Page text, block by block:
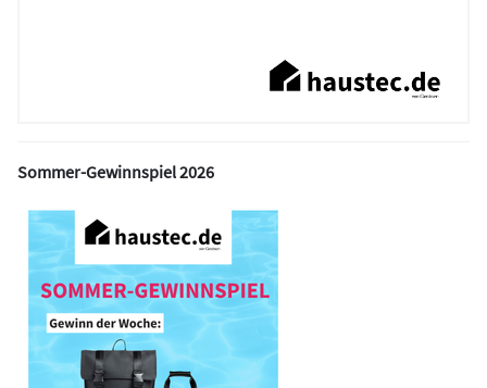
Sommer-Gewinnspiel 2026